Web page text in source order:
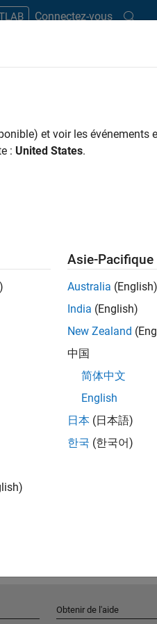
Connectez-vous
et voir les événements
: United States.
Asie-Pacifique
Australia (English)
India (English)
New Zealand
中国
简体中文
English
日本 (日本語)
한국 (한국어)
Obtenir de l'aide